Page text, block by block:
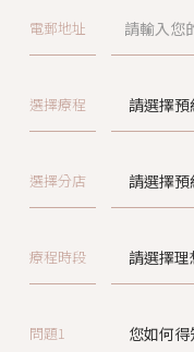
電郵地址
選擇療程
選擇分店
療程時段
問題1